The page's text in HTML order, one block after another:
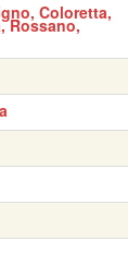
Coloretta,
Rossano,